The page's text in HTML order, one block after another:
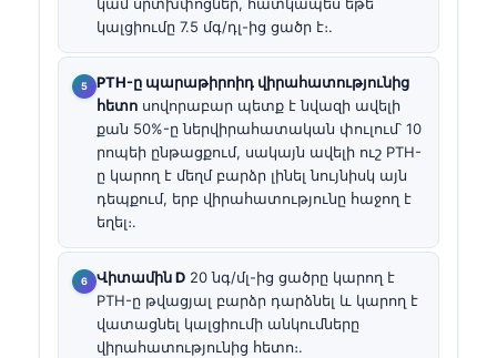
կալցիումը 7.5 մգ/դլ-ից ցածր է։.
PTH-ը պարաթիրոիդ վիրահատությունից
հետո սովորաբար պետք է նվազի ավելի
քան 50%-ը ներվիրահատական փուլում՝ 10
րոպեի ընթացքում, սակայն ավելի ուշ PTH-
ը կարող է մեղմ բարձր լինել նույնիսկ այն
դեպքում, երբ վիրահատությունը հաջող է
եղել։.
Վիտամին D 20 նգ/մլ-ից ցածրը կարող է
PTH-ը թվացյալ բարձր դարձնել և կարող է
վատացնել կալցիումի անկումները
վիրահատությունից հետո։.